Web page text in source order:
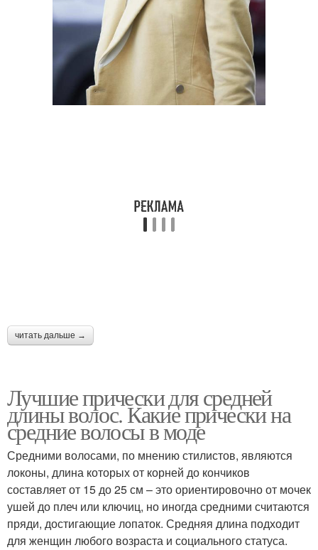
Длины с пробором Стрижки с челкой
Женские стрижки
Стрижки на короткие
Женская стрижка Креативные стрижки
читать дальше →
Лучшие прически для средней
длины волос. Какие прически на
средние волосы в моде
Средними волосами, по мнению стилистов, являются
локоны, длина которых от корней до кончиков
составляет от 15 до 25 см – это ориентировочно от мочек
ушей до плеч или ключиц, но иногда средними считаются
пряди, достигающие лопаток. Средняя длина подходит
для женщин любого возраста и социального статуса.